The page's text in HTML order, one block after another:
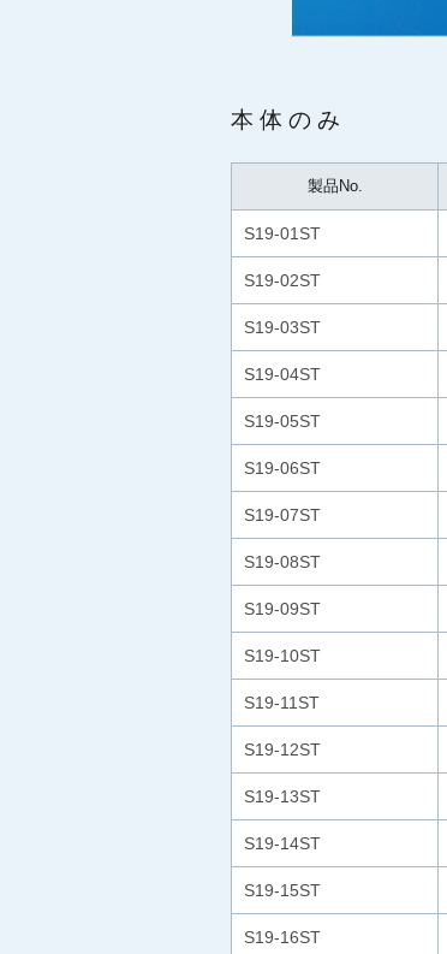
本体のみ
製品No.
S19-01ST
S19-02ST
S19-03ST
S19-04ST
S19-05ST
S19-06ST
S19-07ST
S19-08ST
S19-09ST
S19-10ST
S19-11ST
S19-12ST
S19-13ST
S19-14ST
S19-15ST
S19-16ST